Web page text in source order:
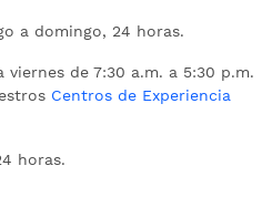
a domingo, 24 horas.
viernes de 7:30 a.m. a 5:30 p.m.
Centros de Experiencia
horas.